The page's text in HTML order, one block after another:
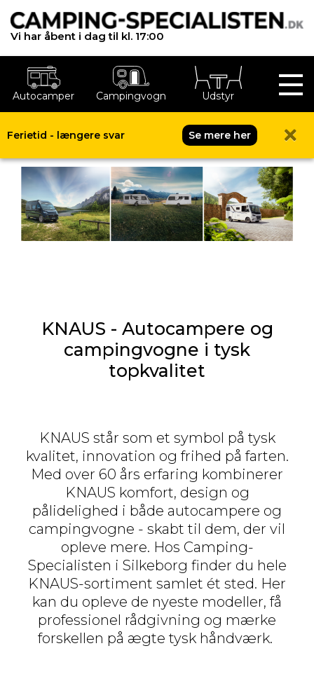
Vi har åbent i dag til kl. 17:00
Autocamper Campingvogn Udstyr
Ferietid - længere svar Se mere her
Knaus nyheder 2026
KNAUS - Autocampere og
campingvogne i tysk
topkvalitet
KNAUS står som et symbol på tysk
kvalitet, innovation og frihed på farten.
Med over 60 års erfaring kombinerer
KNAUS komfort, design og
pålidelighed i både autocampere og
campingvogne - skabt til dem, der vil
opleve mere. Hos Camping-
Specialisten i Silkeborg finder du hele
KNAUS-sortiment samlet ét sted. Her
kan du opleve de nyeste modeller, få
professionel rådgivning og mærke
forskellen på ægte tysk håndværk.